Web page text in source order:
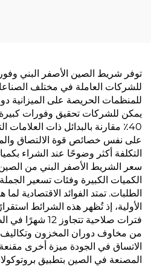
توفر شريط الصين الأصفر البني
للشركات العاملة في مختلف
للمنظمات الحريصة على الميزانية
يمكن للشركات تحقيق وفورات
40٪ مقارنة بالبدائل ذات العلامات
على نفس خصائص قوة الالتصاق
التكلفة أكثر وضوحًا عند الشراء
سعر الشريط الأصفر البني من
الكميات الكبيرة وفئات تسعير
الطلبات. تمتد الفوائد الاقتصادية
الأولية، إذ تُظهر هذه الشرائط
فترات صلاحية
من مخاوف دوران المخزون وتكاليف
الاتساق في الجودة ميزة أخرى
المصنعة في الصين بتطبيق